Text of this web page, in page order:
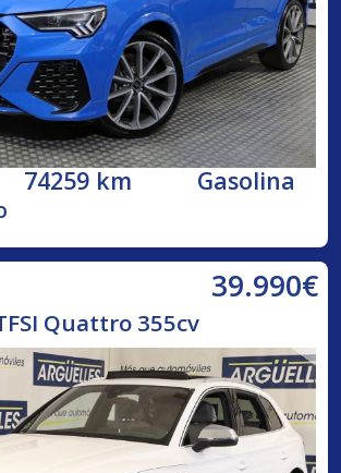
74259 km Gasolina
39.990€
Quattro 355cv